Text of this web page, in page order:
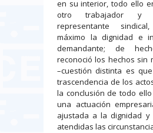
en su interior, todo ello
otro trabajador y
representante
máximo la dignidad e
demandante; de
reconoció los hechos sin
–cuestión distinta es
trascendencia de los
la conclusión de todo
una actuación
ajustada a la dignidad y
atendidas las